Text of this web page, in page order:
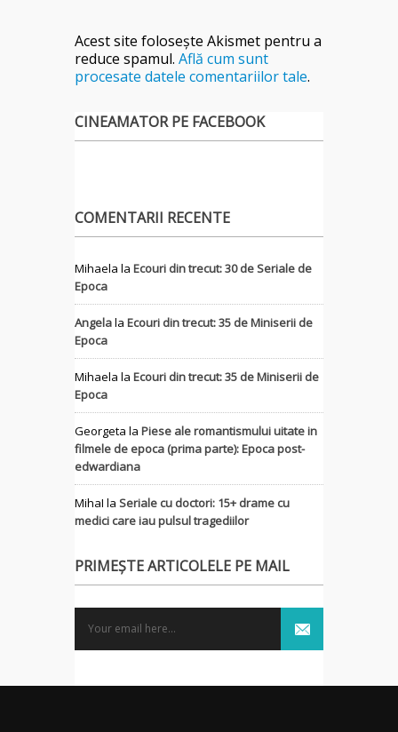
Acest site folosește Akismet pentru a
reduce spamul. Află cum sunt
procesate datele comentariilor tale.
CINEAMATOR PE FACEBOOK
COMENTARII RECENTE
Mihaela la Ecouri din trecut: 30 de Seriale de
Epoca
Angelala Ecouri din trecut: 35 de Miniserii de
Epoca
Mihaela la Ecouri din trecut: 35 de Miniserii de
Epoca
Georgeta la Piese ale romantismului uitate in
filmele de epoca (prima parte): Epoca post-
edwardiana
MihaI la Seriale cu doctori: 15+ drame cu
medici care iau pulsul tragediilor
PRIMEȘTE ARTICOLELE PE MAIL